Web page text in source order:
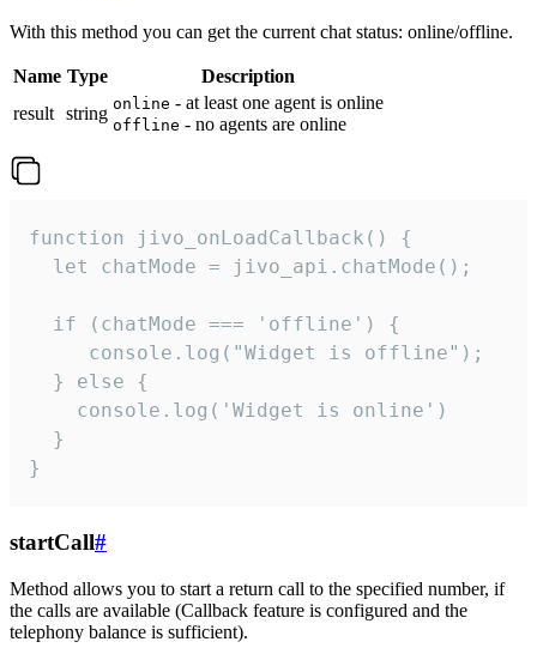
With this method you can get the current chat status: online/offline.
Name Type
Description
result string online - at least one agent is online
offline - no agents are online
function jivo_onLoadCallback() {
  let chatMode = jivo_api.chatMode();
  if (chatMode === 'offline') {
     console.log("Widget is offline");
  } else {
    console.log('Widget is online')
  }
}
startCall#
Method allows you to start a return call to the specified number, if
the calls are available (Callback feature is configured and the
telephony balance is sufficient).